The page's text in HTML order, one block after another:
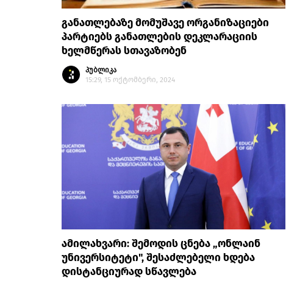
განათლებაზე მომუშავე ორგანიზაციები
პარტიებს განათლების დეკლარაციის
ხელმწერას სთავაზობენ
პუბლიკა
15:29, 15 ოქტომბერი, 2024
ამილახვარი: შემოდის ცნება „ონლაინ
უნივერსიტეტი", შესაძლებელი ხდება
დისტანციურად სწავლება